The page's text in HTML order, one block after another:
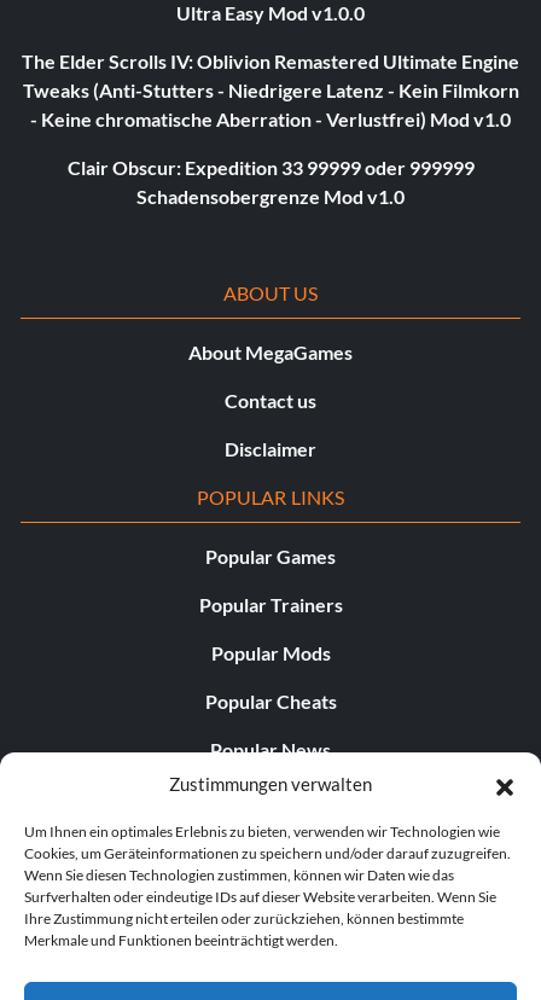
Zustimmungen verwalten
Um Ihnen ein optimales Erlebnis zu bieten, verwenden wir Technologien wie
Cookies, um Geräteinformationen zu speichern und/oder darauf zuzugreifen.
Wenn Sie diesen Technologien zustimmen, können wir Daten wie das
Surfverhalten oder eindeutige IDs auf dieser Website verarbeiten. Wenn Sie
Ihre Zustimmung nicht erteilen oder zurückziehen, können bestimmte
Merkmale und Funktionen beeinträchtigt werden.
Ultra Easy Mod v1.0.0
The Elder Scrolls IV: Oblivion Remastered Ultimate Engine
Tweaks (Anti-Stutters - Niedrigere Latenz - Kein Filmkorn
- Keine chromatische Aberration - Verlustfrei) Mod v1.0
Clair Obscur: Expedition 33 99999 oder 999999
Schadensobergrenze Mod v1.0
ABOUT US
About MegaGames
Contact us
Disclaimer
POPULAR LINKS
Popular Games
Popular Trainers
Popular Mods
Popular Cheats
Popular News
Popular Editorials
Popular Free Games
LATEST UPDATES